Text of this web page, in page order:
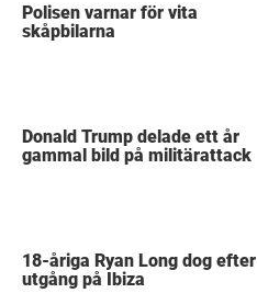
Polisen varnar för vita
skåpbilarna
Donald Trump delade ett år
gammal bild på militärattack
18-åriga Ryan Long dog efter
utgång på Ibiza